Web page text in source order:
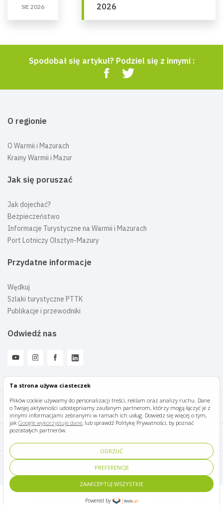
Ta strona używa ciasteczek
Plików cookie używamy do personalizacji treści, reklam oraz analizy ruchu. Dane
o Twojej aktywności udostępniamy zaufanym partnerom, którzy mogą łączyć je z
innymi informacjami zebranymi w ramach ich usług. Dowiedz się więcej o tym,
jak Google wykorzystuje dane, lub sprawdź Politykę Prywatności, by poznać
pozostałych partnerów.
ODRZUĆ
PREFERENCJE
ZAAKCEPTUJ WSZYSTKIE
Powered by
SIE 2026
2026
Spodobał się artykuł? Podziel się z innymi :
O regionie
O Warmii i Mazurach
Krainy Warmii i Mazur
Jak się poruszać
Jak dojechać?
Bezpieczeństwo
Informacje Turystyczne na Warmii i Mazurach
Port Lotniczy Olsztyn-Mazury
Przydatne informacje
Wędkuj
Szlaki turystyczne PTTK
Publikacje i przewodniki
Odwiedź nas
Mazury Travel © 2026
Polityka prywatności
Designed by Panda Marketing